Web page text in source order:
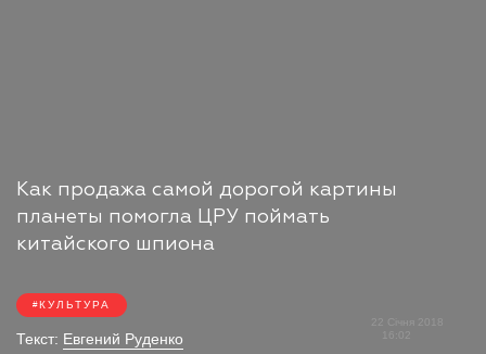
Как продажа самой дорогой картины
планеты помогла ЦРУ поймать
китайского шпиона
КУЛЬТУРА
Текст: Евгений Руденко